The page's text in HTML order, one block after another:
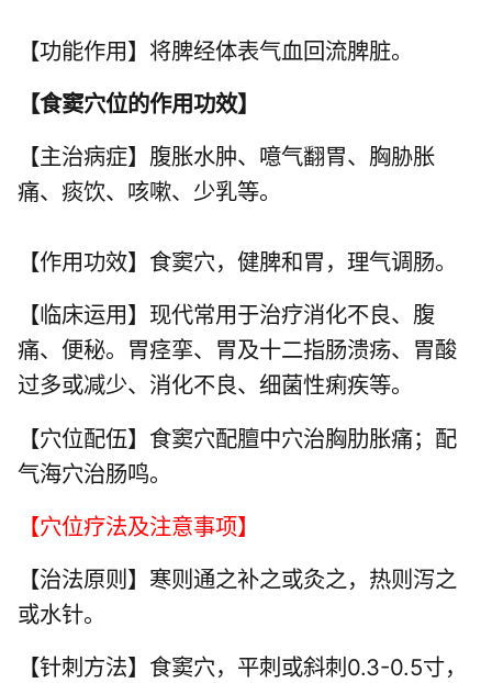
【功能作用】将脾经体表气血回流脾脏。
【食窦穴位的作用功效】
【主治病症】腹胀水肿、噫气翻胃、胸胁胀
痛、痰饮、咳嗽、少乳等。
【作用功效】食窦穴，健脾和胃，理气调肠。
【临床运用】现代常用于治疗消化不良、腹
痛、便秘。胃痉挛、胃及十二指肠溃疡、胃酸
过多或减少、消化不良、细菌性痢疾等。
【穴位配伍】食窦穴配膻中穴治胸肋胀痛；配
气海穴治肠鸣。
【穴位疗法及注意事项】
【治法原则】寒则通之补之或灸之，热则泻之
或水针。
【针刺方法】食窦穴，平刺或斜刺0.3-0.5寸，